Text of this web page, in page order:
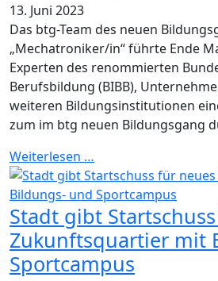
13. Juni 2023
Das btg-Team des neuen
„Mechatroniker/in“ führte Ende
Experten des renommierten
Berufsbildung (BIBB),
weiteren Bildungsinstitutionen
zum im btg neuen Bildungsgang
Weiterlesen …
Stadt gibt
Zukunftsquartier mit
Sportcampus